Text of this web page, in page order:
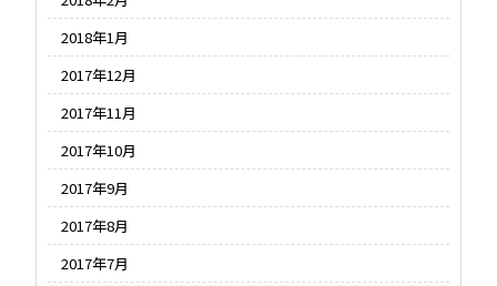
2018年1月
2017年12月
2017年11月
2017年10月
2017年9月
2017年8月
2017年7月